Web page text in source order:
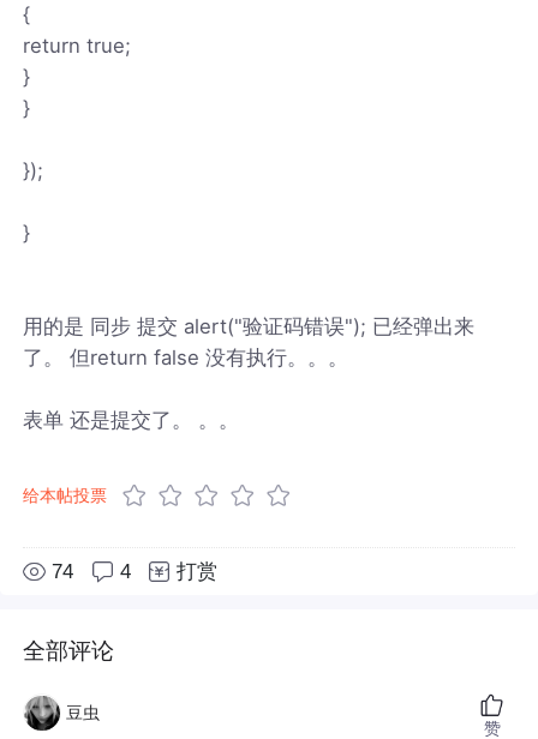
{
return true;
}
}
});
}
用的是 同步 提交 alert("验证码错误"); 已经弹出来
了。 但return false 没有执行。。。
表单 还是提交了。 。。
给本帖投票
74 4 打赏
全部评论
豆虫
赞